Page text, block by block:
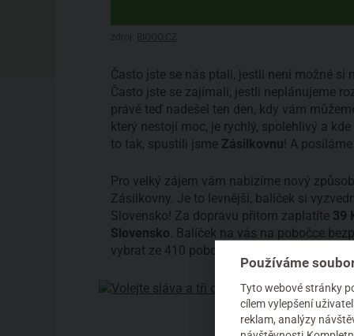
Často jste se nás ptali, jestli není možné
Často jste se zajímali, jestli neplánujeme
právě teď nadešel ten den, kdy vám
který nestojí moc, je rychlý, spolehlivý a
to tak, spustili jsme Zásilkovnu ! A
Pro velký zájem vám nabízíme nový
Zásilkovny. Je to levnější, balíček si
Slovensko! Za dopravu přitom zaplatíte 39
Slovensko . Balíček na vás na pobočce
vybrat ze 410 poboček Zásilkovny v
Používáme
Tyto webové stránky
cílem vylepšení
reklam, analýzy